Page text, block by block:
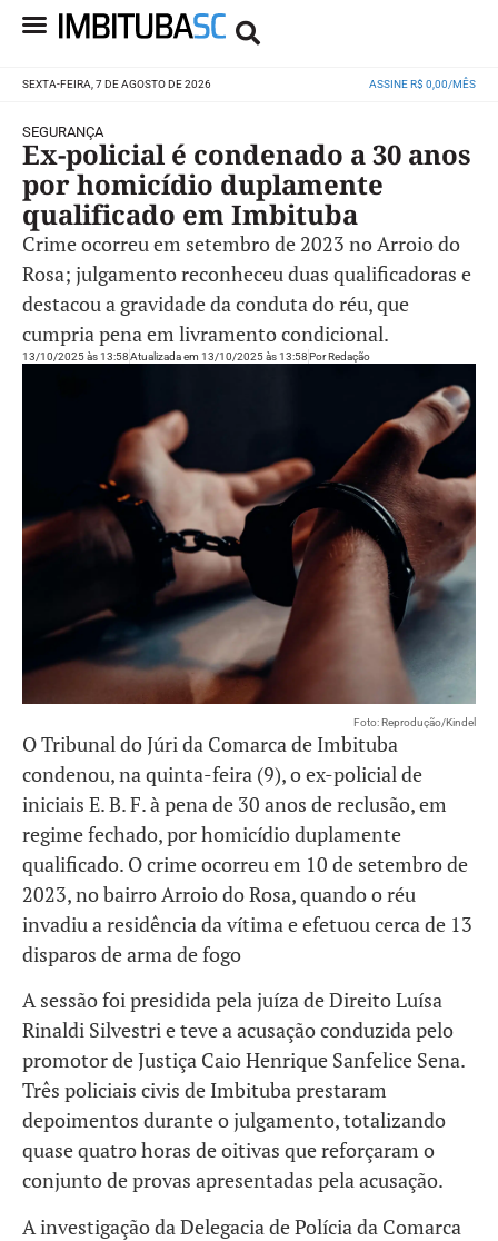
SEXTA-FEIRA, 7 DE AGOSTO DE 2026 ASSINE R$ 0,00/MÊS
SEGURANÇA
Ex-policial é condenado a 30 anos
por homicídio duplamente
qualificado em Imbituba
Crime ocorreu em setembro de 2023 no Arroio do
Rosa; julgamento reconheceu duas qualificadoras e
destacou a gravidade da conduta do réu, que
cumpria pena em livramento condicional.
13/10/2025 às 13:58Atualizada em 13/10/2025 às 13:58PorRedação
Foto: Reprodução/Kindel
O Tribunal do Júri da Comarca de Imbituba
condenou, na quinta-feira (9), o ex-policial de
iniciais E. B. F. à pena de 30 anos de reclusão, em
regime fechado, por homicídio duplamente
qualificado. O crime ocorreu em 10 de setembro de
2023, no bairro Arroio do Rosa, quando o réu
invadiu a residência da vítima e efetuou cerca de 13
disparos de arma de fogo
A sessão foi presidida pela juíza de Direito Luísa
Rinaldi Silvestri e teve a acusação conduzida pelo
promotor de Justiça Caio Henrique Sanfelice Sena.
Três policiais civis de Imbituba prestaram
depoimentos durante o julgamento, totalizando
quase quatro horas de oitivas que reforçaram o
conjunto de provas apresentadas pela acusação.
A investigação da Delegacia de Polícia da Comarca